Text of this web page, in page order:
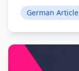
German Article